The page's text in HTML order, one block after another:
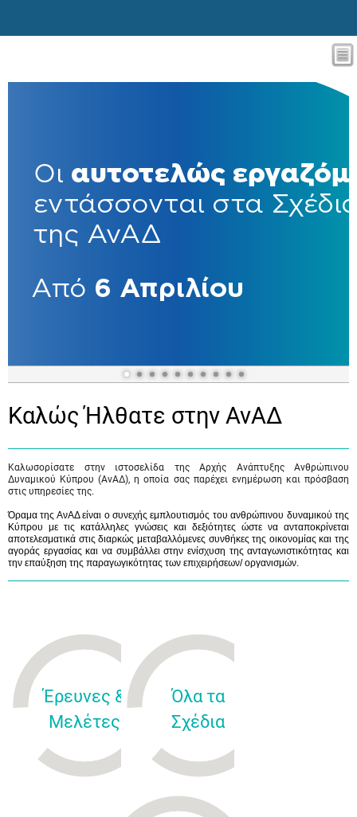
Καλώς Ήλθατε στην ΑνΑΔ
Καλωσορίσατε στην ιστοσελίδα της Αρχής Ανάπτυξης Ανθρώπινου
Δυναμικού Κύπρου (ΑνΑΔ), η οποία σας παρέχει ενημέρωση και πρόσβαση
στις υπηρεσίες της.
Όραμα της ΑνΑΔ είναι ο συνεχής εμπλουτισμός του ανθρώπινου δυναμικού της
Κύπρου με τις κατάλληλες γνώσεις και δεξιότητες ώστε να ανταποκρίνεται
αποτελεσματικά στις διαρκώς μεταβαλλόμενες συνθήκες της οικονομίας και της
αγοράς εργασίας και να συμβάλλει στην ενίσχυση της ανταγωνιστικότητας και
την επαύξηση της παραγωγικότητας των επιχειρήσεων/ οργανισμών.
Έρευνες &
Μελέτες
Όλα τα
Σχέδια